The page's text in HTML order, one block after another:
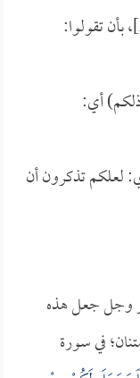
[النور:27]، بأن تقولوا:
(ذلكم) أي:
أي: لعلكم تذكرون أن
عز وجل جعل هذه
في سورة